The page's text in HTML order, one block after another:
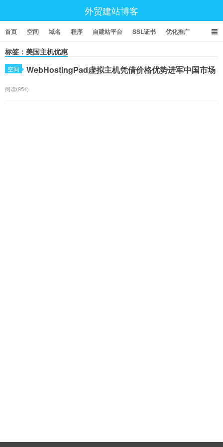
外贸建站博客
首页 空间 域名 程序 自建站平台 SSL证书 优化推广
标签：美国主机优惠
空间 WebHostingPad虚拟主机凭借价格优势进军中国市场
阅读(954)